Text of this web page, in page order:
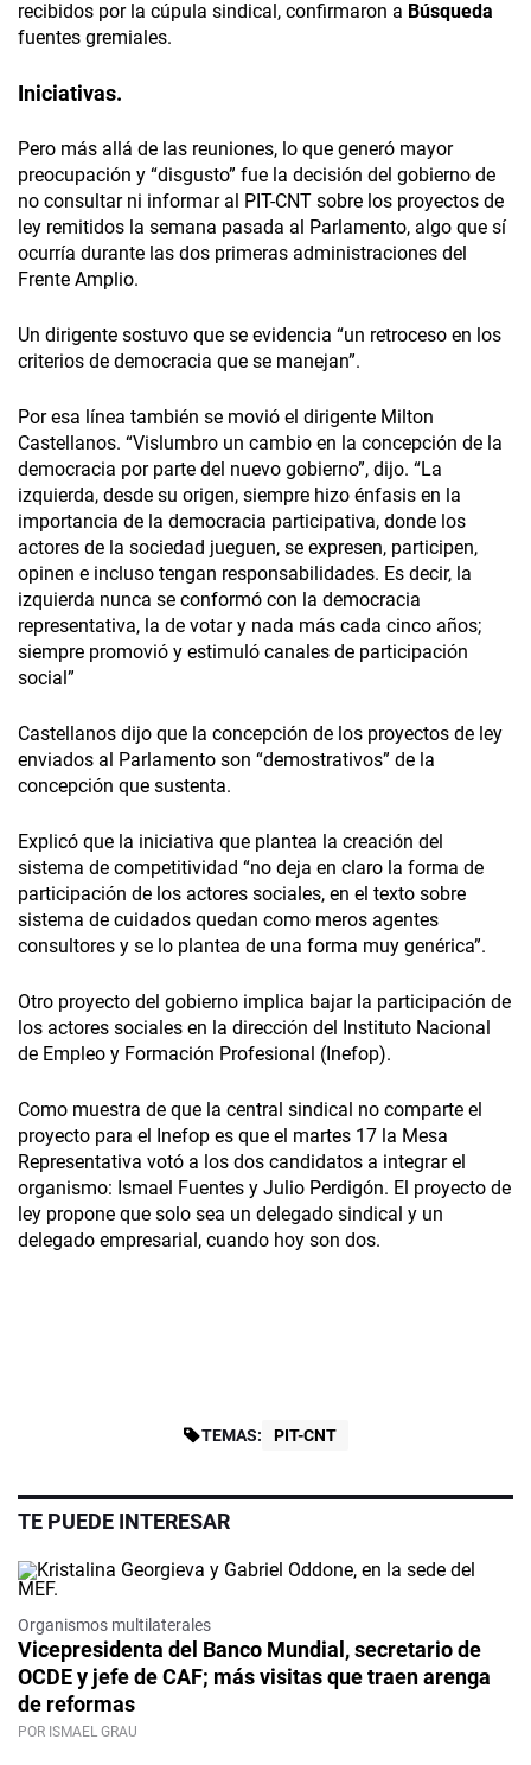
recibidos por la cúpula sindical, confirmaron a Búsqueda
fuentes gremiales.
Iniciativas.
Pero más allá de las reuniones, lo que generó mayor
preocupación y “disgusto” fue la decisión del gobierno de
no consultar ni informar al PIT-CNT sobre los proyectos de
ley remitidos la semana pasada al Parlamento, algo que sí
ocurría durante las dos primeras administraciones del
Frente Amplio.
Un dirigente sostuvo que se evidencia “un retroceso en los
criterios de democracia que se manejan”.
Por esa línea también se movió el dirigente Milton
Castellanos. “Vislumbro un cambio en la concepción de la
democracia por parte del nuevo gobierno”, dijo. “La
izquierda, desde su origen, siempre hizo énfasis en la
importancia de la democracia participativa, donde los
actores de la sociedad jueguen, se expresen, participen,
opinen e incluso tengan responsabilidades. Es decir, la
izquierda nunca se conformó con la democracia
representativa, la de votar y nada más cada cinco años;
siempre promovió y estimuló canales de participación
social”
Castellanos dijo que la concepción de los proyectos de ley
enviados al Parlamento son “demostrativos” de la
concepción que sustenta.
Explicó que la iniciativa que plantea la creación del
sistema de competitividad “no deja en claro la forma de
participación de los actores sociales, en el texto sobre
sistema de cuidados quedan como meros agentes
consultores y se lo plantea de una forma muy genérica”.
Otro proyecto del gobierno implica bajar la participación de
los actores sociales en la dirección del Instituto Nacional
de Empleo y Formación Profesional (Inefop).
Como muestra de que la central sindical no comparte el
proyecto para el Inefop es que el martes 17 la Mesa
Representativa votó a los dos candidatos a integrar el
organismo: Ismael Fuentes y Julio Perdigón. El proyecto de
ley propone que solo sea un delegado sindical y un
delegado empresarial, cuando hoy son dos.
TEMAS: PIT-CNT
TE PUEDE INTERESAR
Organismos multilaterales
Vicepresidenta del Banco Mundial, secretario de
OCDE y jefe de CAF; más visitas que traen arenga
de reformas
POR ISMAEL GRAU